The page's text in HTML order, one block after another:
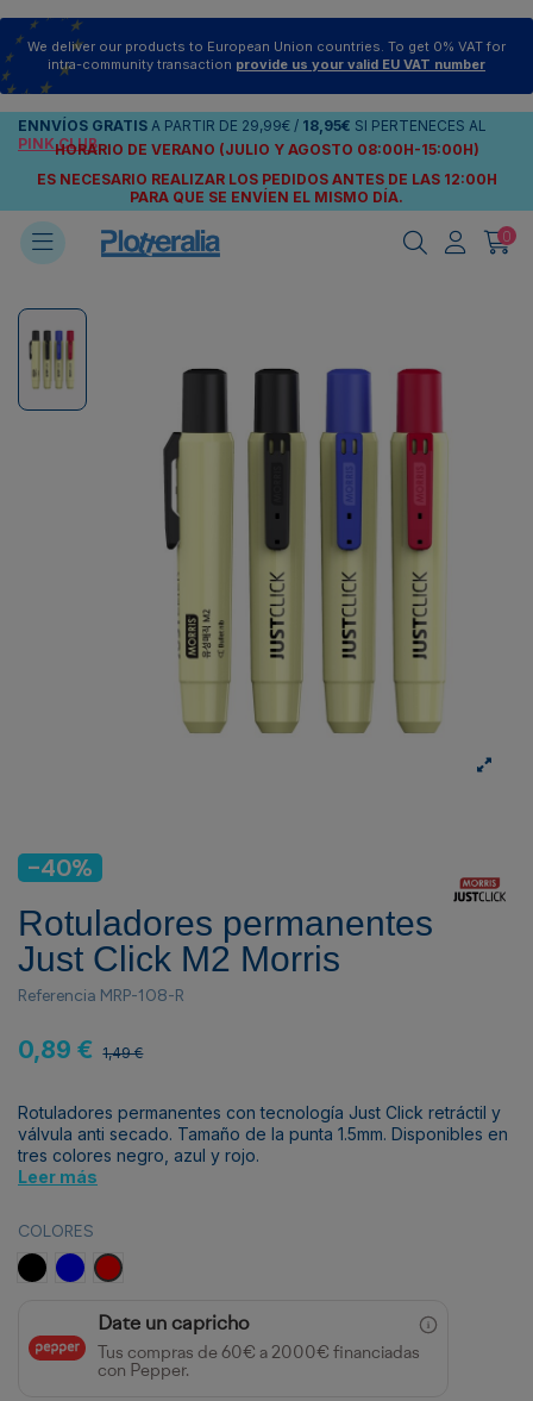
We deliver our products to European Union countries. To get 0% VAT for
intra-community transaction provide us your valid EU VAT number
ENNVÍOS GRATIS A PARTIR DE 29,99€ / 18,95€ SI PERTENECES AL
PINK CLUB
HORARIO DE VERANO (JULIO Y AGOSTO 08:00H-15:00H)
ES NECESARIO REALIZAR LOS PEDIDOS ANTES DE LAS 12:00H
PARA QUE SE ENVÍEN EL MISMO DÍA.
0
-40%
Rotuladores permanentes
Just Click M2 Morris
Referencia MRP-108-R
0,89 € 1,49 €
Rotuladores permanentes con tecnología Just Click retráctil y
válvula anti secado. Tamaño de la punta 1.5mm. Disponibles en
tres colores negro, azul y rojo.
Leer más
COLORES
Negro Azul Rojo
Date un capricho
Tus compras de 60€ a 2000€ financiadas
con Pepper.